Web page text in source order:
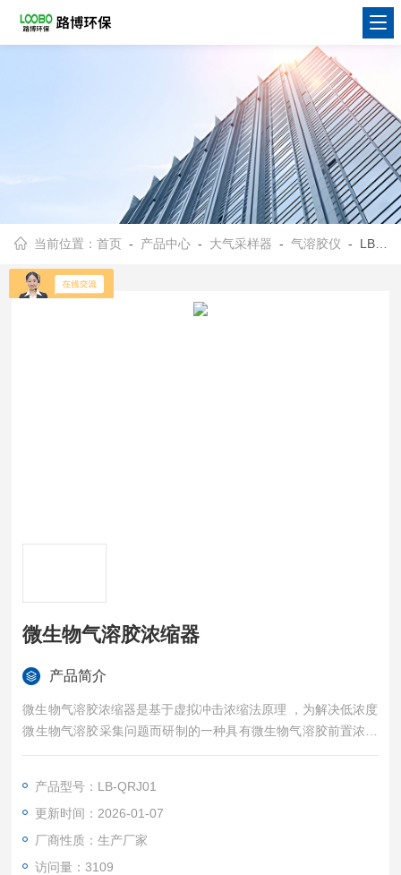
当前位置：首页 - 产品中心 - 大气采样器 -气溶胶仪 - LB-QRJ01微生物气溶胶浓缩器
微生物气溶胶浓缩器
产品简介
微生物气溶胶浓缩器是基于虚拟冲击浓缩法原理 ，为解决低浓度
微生物气溶胶采集问题而研制的一种具有微生物气溶胶前置浓缩
功能、且与标准微生物采样器配套的新型仪器，旨在提供一种高
符合标准《GB/T 18204.5-2013 公共场所卫生检验方法 第5部
分：集中空调通风系统》和卫生行业标准《WS 394-2012 公共
场所集中空调通
产品型号：LB-QRJ01
更新时间：2026-01-07
厂商性质：生产厂家
访问量：3109